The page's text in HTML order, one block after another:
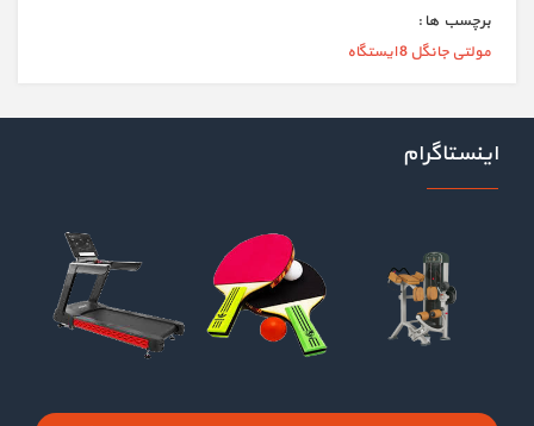
برچسب ها :
مولتی جانگل 8 ایستگاه
اینستاگرام